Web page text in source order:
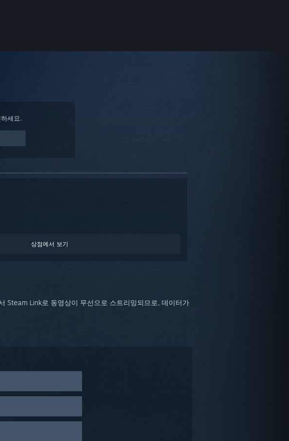
세요.
상점에서 보기
Steam Link로 동영상이 무선으로 스트리밍되므로, 데이터가
정으로 가세요.
니다.